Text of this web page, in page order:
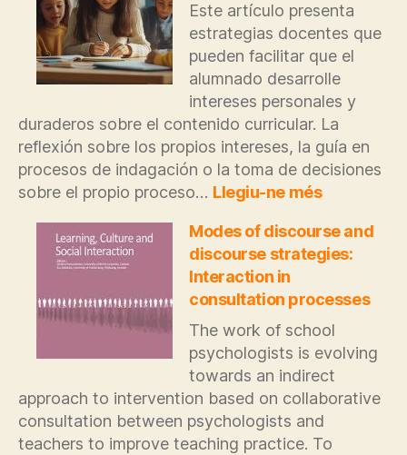
evaluación
con
grados
de
certeza
Este artículo presenta
estrategias docentes que
pueden facilitar que el
alumnado desarrolle
intereses personales y
duraderos sobre el contenido curricular. La
reflexión sobre los propios intereses, la guía en
procesos de indagación o la toma de decisiones
sobre el propio proceso… Llegiu-ne més:
y
desarrollar
los
Modes of discourse and
discourse strategies:
Interaction in
consultation processes
The work of school
psychologists is evolving
towards an indirect
approach to intervention based on collaborative
consultation between psychologists and
teachers to improve teaching practice. To